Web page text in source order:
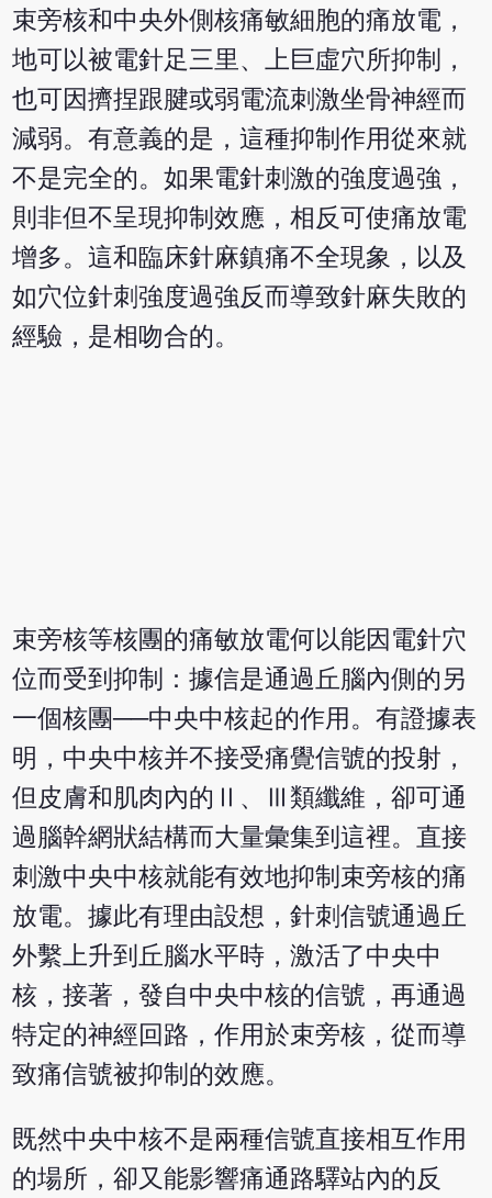
束旁核和中央外側核痛敏細胞的痛放電，
地可以被電針足三里、上巨虛穴所抑制，
也可因擠捏跟腱或弱電流刺激坐骨神經而
減弱。有意義的是，這種抑制作用從來就
不是完全的。如果電針刺激的強度過強，
則非但不呈現抑制效應，相反可使痛放電
增多。這和臨床針麻鎮痛不全現象，以及
如穴位針刺強度過強反而導致針麻失敗的
經驗，是相吻合的。
束旁核等核團的痛敏放電何以能因電針穴
位而受到抑制：據信是通過丘腦內側的另
一個核團──中央中核起的作用。有證據表
明，中央中核并不接受痛覺信號的投射，
但皮膚和肌肉內的Ⅱ、Ⅲ類纖維，卻可通
過腦幹網狀結構而大量彙集到這裡。直接
刺激中央中核就能有效地抑制束旁核的痛
放電。據此有理由設想，針刺信號通過丘
外繫上升到丘腦水平時，激活了中央中
核，接著，發自中央中核的信號，再通過
特定的神經回路，作用於束旁核，從而導
致痛信號被抑制的效應。
既然中央中核不是兩種信號直接相互作用
的場所，卻又能影響痛通路驛站內的反